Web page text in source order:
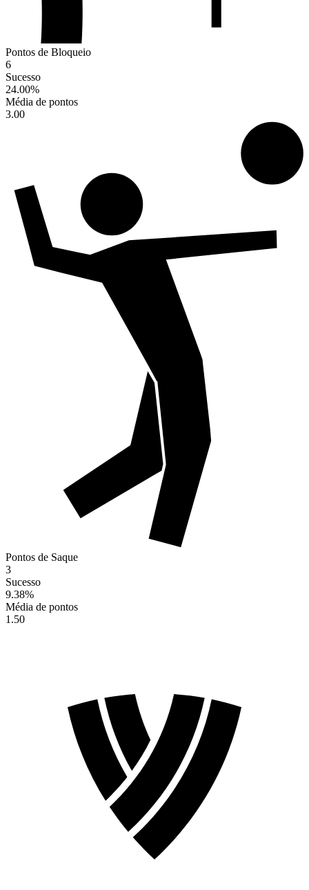
Pontos de Bloqueio
6
Sucesso
24.00%
Média de pontos
3.00
Pontos de Saque
3
Sucesso
9.38%
Média de pontos
1.50